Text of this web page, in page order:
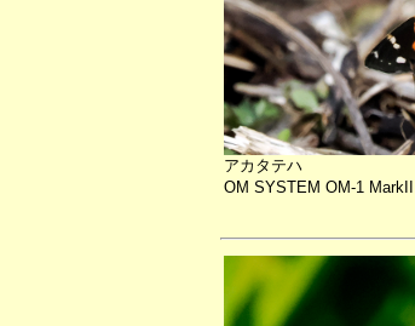
アカタテハ
OM SYSTEM OM-1